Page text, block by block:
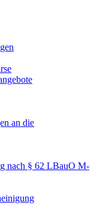
an die
nach § 62 LBauO M-